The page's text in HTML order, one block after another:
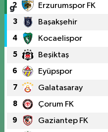
2 Erzurumspor FK
3 Başakşehir
4 Kocaelispor
5 Beşiktaş
6 Eyüpspor
7 Galatasaray
8 Çorum FK
9 Gaziantep FK